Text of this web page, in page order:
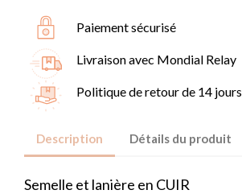
Paiement sécurisé
Livraison avec Mondial Relay
Politique de retour de 14 jours
Description Détails du produit
Semelle et lanière en CUIR